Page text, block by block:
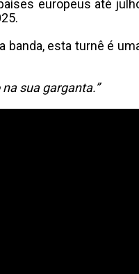
europeus até
esta turnê é
sua garganta.”